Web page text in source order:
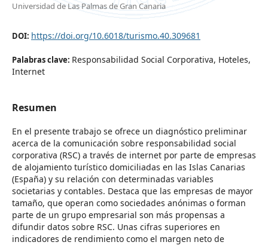
Universidad de Las Palmas de Gran Canaria
DOI: https://doi.org/10.6018/turismo.40.309681
Palabras clave: Responsabilidad Social Corporativa, Hoteles,
Internet
Resumen
En el presente trabajo se ofrece un diagnóstico preliminar
acerca de la comunicación sobre responsabilidad social
corporativa (RSC) a través de internet por parte de empresas
de alojamiento turístico domiciliadas en las Islas Canarias
(España) y su relación con determinadas variables
societarias y contables. Destaca que las empresas de mayor
tamaño, que operan como sociedades anónimas o forman
parte de un grupo empresarial son más propensas a
difundir datos sobre RSC. Unas cifras superiores en
indicadores de rendimiento como el margen neto de